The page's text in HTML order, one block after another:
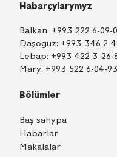
Habarçylarymyz
Balkan: +993 222 6-09-
Daşoguz: +993 346 2-
Lebap: +993 422 3-26-
Mary: +993 522 6-04-93
Bölümler
Baş sahypa
Habarlar
Makalalar